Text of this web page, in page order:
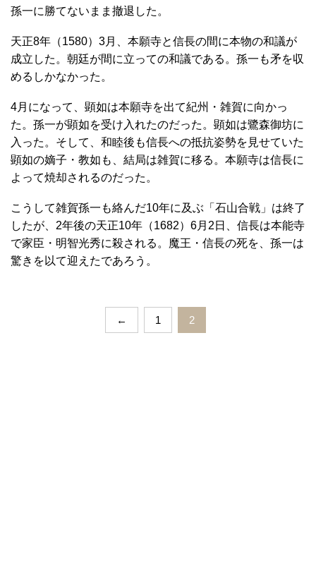
孫一に勝てないまま撤退した。
天正8年（1580）3月、本願寺と信長の間に本物の和議が
成立した。朝廷が間に立っての和議である。孫一も矛を収
めるしかなかった。
4月になって、顕如は本願寺を出て紀州・雑賀に向かっ
た。孫一が顕如を受け入れたのだった。顕如は鷺森御坊に
入った。そして、和睦後も信長への抵抗姿勢を見せていた
顕如の嫡子・教如も、結局は雑賀に移る。本願寺は信長に
よって焼却されるのだった。
こうして雑賀孫一も絡んだ10年に及ぶ「石山合戦」は終了
したが、2年後の天正10年（1682）6月2日、信長は本能寺
で家臣・明智光秀に殺される。魔王・信長の死を、孫一は
驚きを以て迎えたであろう。
← 1 2